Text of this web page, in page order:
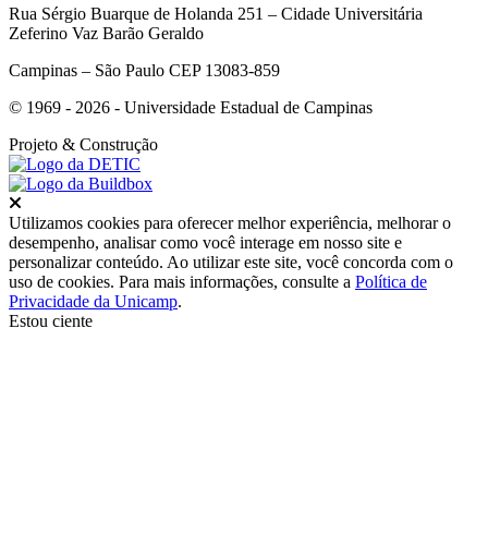
Rua Sérgio Buarque de Holanda 251 – Cidade Universitária
Zeferino Vaz Barão Geraldo
Campinas – São Paulo CEP 13083-859
© 1969 - 2026 - Universidade Estadual de Campinas
Projeto & Construção
Utilizamos cookies para oferecer melhor experiência, melhorar o
desempenho, analisar como você interage em nosso site e
personalizar conteúdo. Ao utilizar este site, você concorda com o
uso de cookies. Para mais informações, consulte a Política de
Privacidade da Unicamp.
Estou ciente